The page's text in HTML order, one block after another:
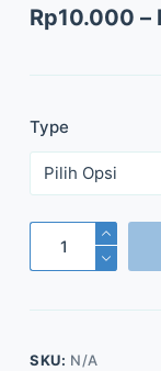
Rp10.000 –
Type
(M4Q045)
SKU: N/A